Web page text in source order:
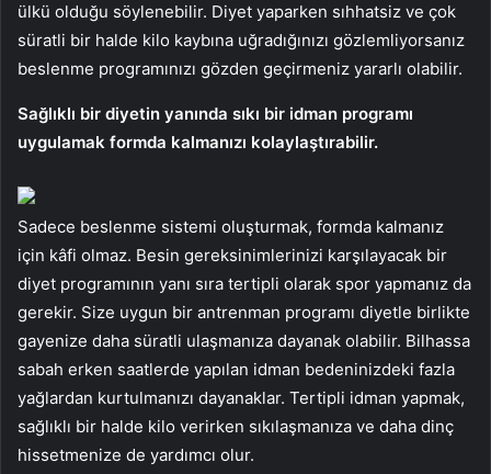
ülkü olduğu söylenebilir. Diyet yaparken sıhhatsiz ve çok
süratli bir halde kilo kaybına uğradığınızı gözlemliyorsanız
beslenme programınızı gözden geçirmeniz yararlı olabilir.
Sağlıklı bir diyetin yanında sıkı bir idman programı
uygulamak formda kalmanızı kolaylaştırabilir.
Sadece beslenme sistemi oluşturmak, formda kalmanız
için kâfi olmaz. Besin gereksinimlerinizi karşılayacak bir
diyet programının yanı sıra tertipli olarak spor yapmanız da
gerekir. Size uygun bir antrenman programı diyetle birlikte
gayenize daha süratli ulaşmanıza dayanak olabilir. Bilhassa
sabah erken saatlerde yapılan idman bedeninizdeki fazla
yağlardan kurtulmanızı dayanaklar. Tertipli idman yapmak,
sağlıklı bir halde kilo verirken sıkılaşmanıza ve daha dinç
hissetmenize de yardımcı olur.